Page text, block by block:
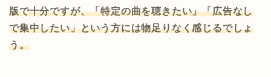
版で十分ですが、「特定の曲を聴きたい」「広告なし
で集中したい」という方には物足りなく感じるでしょ
う。